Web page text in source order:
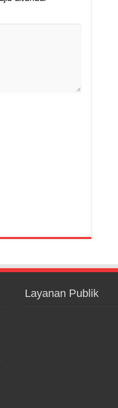
Layanan Publik